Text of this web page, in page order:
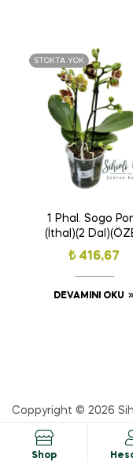
STOKTA YOK
1 Phal. Sogo
(İthal)(2
TÜR)(Hafif
₺416,67
DEVAMINI OKU
Coppyright © 2026
Shop